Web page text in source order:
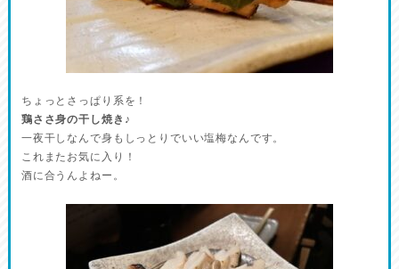
ちょっとさっぱり系を！
鶏ささ身の干し焼き♪
一夜干しなんで身もしっとりでいい塩梅なんです。
これまたお気に入り！
酒に合うんよねー。